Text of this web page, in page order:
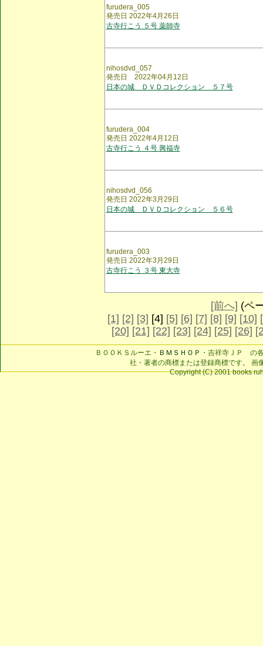
furudera_005
発売日 2022年4月26日
古寺行こう ５号 薬師寺
nihosdvd_057
発売日 2022年04月12日
日本の城 ＤＶＤコレクション ５７号
furudera_004
発売日 2022年4月12日
古寺行こう ４号 興福寺
nihosdvd_056
発売日 2022年3月29日
日本の城 ＤＶＤコレクション ５６号
furudera_003
発売日 2022年3月29日
古寺行こう ３号 東大寺
[前へ] (ペ
[1] [2] [3] [4] [5] [6] [7] [8] [9] [10]
[20] [21] [22] [23] [24] [25] [26]
ＢＯＯＫＳルーエ・ ＢＭＳＨＯＰ ・吉祥寺ＪＰ の
社・著者の商標または登録商標です。 画
Copyright (C) 2001 books